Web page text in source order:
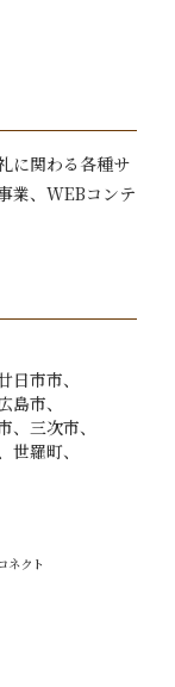
に関わる各種サ
業、WEBコンテ
日市市
島市
三次市
世羅町
ネクト